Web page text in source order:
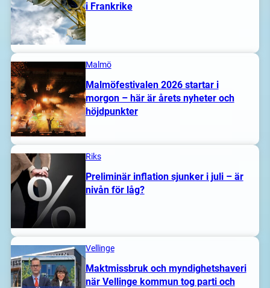
i Frankrike
Malmö
Malmöfestivalen 2026 startar i
morgon – här är årets nyheter och
höjdpunkter
Riks
Preliminär inflation sjunker i juli – är
nivån för låg?
Vellinge
Maktmissbruk och myndighetshaveri
när Vellinge kommun tog parti och